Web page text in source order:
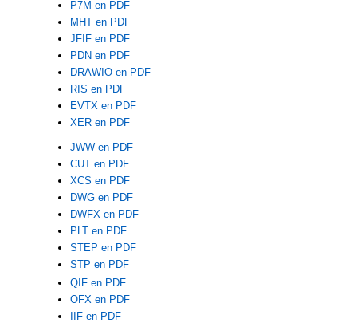
P7M en PDF
MHT en PDF
JFIF en PDF
PDN en PDF
DRAWIO en PDF
RIS en PDF
EVTX en PDF
XER en PDF
JWW en PDF
CUT en PDF
XCS en PDF
DWG en PDF
DWFX en PDF
PLT en PDF
STEP en PDF
STP en PDF
QIF en PDF
OFX en PDF
IIF en PDF